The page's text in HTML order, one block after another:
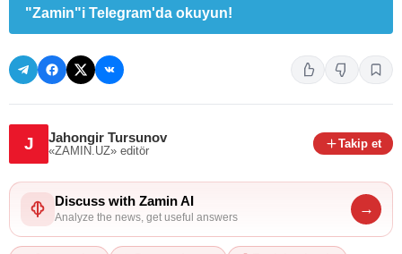
"Zamin"i Telegram'da okuyun!
J Jahongir Tursunov
«ZAMIN.UZ» editör
Takip et
Discuss with Zamin AI
Analyze the news, get useful answers
→